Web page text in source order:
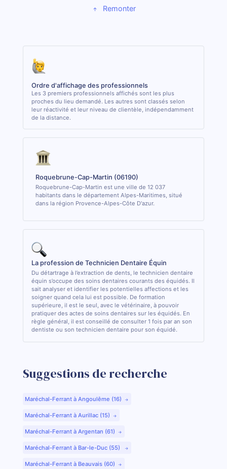
Remonter
Ordre d'affichage des professionnels
Les 3 premiers professionnels affichés sont les plus
proches du lieu demandé. Les autres sont classés selon
leur réactivité et leur niveau de clientèle, indépendamment
de la distance.
Roquebrune-Cap-Martin (06190)
Roquebrune-Cap-Martin est une ville de 12 037
habitants dans le département Alpes-Maritimes, situé
dans la région Provence-Alpes-Côte D'azur.
La profession de Technicien Dentaire Équin
Du détartrage à l’extraction de dents, le technicien dentaire
équin s’occupe des soins dentaires courants des équidés. Il
sait analyser et identifier les potentielles affections et les
soigner quand cela lui est possible. De formation
supérieure, il est le seul, avec le vétérinaire, à pouvoir
pratiquer des actes de soins dentaires sur les équidés. En
règle général, il est conseillé de consulter 1 fois par an son
dentiste ou son technicien dentaire pour son équidé.
Suggestions de recherche
Maréchal-Ferrant à Angoulême (16)
Maréchal-Ferrant à Aurillac (15)
Maréchal-Ferrant à Argentan (61)
Maréchal-Ferrant à Bar-le-Duc (55)
Maréchal-Ferrant à Beauvais (60)